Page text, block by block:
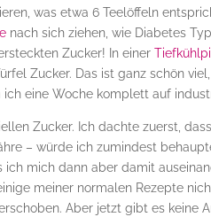
was etwa 6 Teelöffeln
nach sich ziehen, wie Diabetes
Zucker! In einer
Zucker. Das ist ganz schön
eine Woche komplett auf
Zucker. Ich dachte zuerst,
– würde ich zumindest
ich mich dann aber damit
meiner normalen Rezepte
Aber jetzt gibt es keine